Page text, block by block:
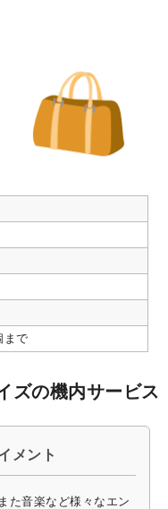
まで
ズの機内サービス
メント
た音楽など様々なエン